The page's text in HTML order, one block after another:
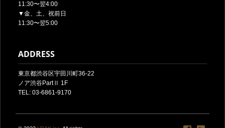
11:30〜翌4:00
▼金、土、祝前日
11:30〜翌5:00
ADDRESS
東京都渋谷区宇田川町36-22
ノア渋谷PartⅡ 1F
TEL: 03-6861-9170